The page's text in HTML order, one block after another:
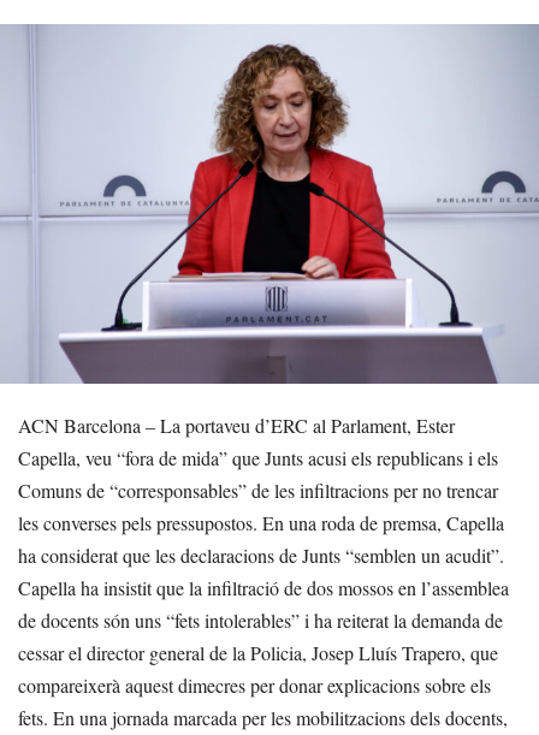
ACN Barcelona – La portaveu d’ERC al Parlament, Ester
Capella, veu “fora de mida” que Junts acusi els republicans i els
Comuns de “corresponsables” de les infiltracions per no trencar
les converses pels pressupostos. En una roda de premsa, Capella
ha considerat que les declaracions de Junts “semblen un acudit”.
Capella ha insistit que la infiltració de dos mossos en l’assemblea
de docents són uns “fets intolerables” i ha reiterat la demanda de
cessar el director general de la Policia, Josep Lluís Trapero, que
compareixerà aquest dimecres per donar explicacions sobre els
fets. En una jornada marcada per les mobilitzacions dels docents,